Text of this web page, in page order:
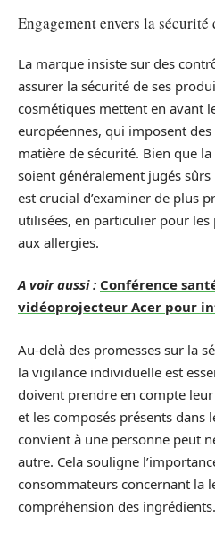
Engagement envers la sécurité
La marque insiste sur des
assurer la sécurité de ses
cosmétiques mettent en avant
européennes, qui imposent
matière de sécurité. Bien que
soient généralement jugés
est crucial d’examiner de plus
utilisées, en particulier pour les
aux allergies.
A voir aussi : Conférence
vidéoprojecteur Acer pour
Au-delà des promesses sur la
la vigilance individuelle est
doivent prendre en compte
et les composés présents dans
convient à une personne peut
autre. Cela souligne
consommateurs concernant la
compréhension des ingrédients.